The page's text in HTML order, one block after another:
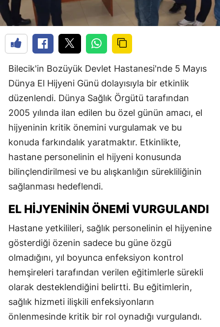
Bilecik'in Bozüyük Devlet Hastanesi'nde 5 Mayıs
Dünya El Hijyeni Günü dolayısıyla bir etkinlik
düzenlendi. Dünya Sağlık Örgütü tarafından
2005 yılında ilan edilen bu özel günün amacı, el
hijyeninin kritik önemini vurgulamak ve bu
konuda farkındalık yaratmaktır. Etkinlikte,
hastane personelinin el hijyeni konusunda
bilinçlendirilmesi ve bu alışkanlığın sürekliliğinin
sağlanması hedeflendi.
EL HIJYENININ ÖNEMI VURGULANDI
Hastane yetkilileri, sağlık personelinin el hijyenine
gösterdiği özenin sadece bu güne özgü
olmadığını, yıl boyunca enfeksiyon kontrol
hemşireleri tarafından verilen eğitimlerle sürekli
olarak desteklendiğini belirtti. Bu eğitimlerin,
sağlık hizmeti ilişkili enfeksiyonların
önlenmesinde kritik bir rol oynadığı vurgulandı.